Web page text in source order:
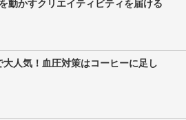
動かすクリエイティビティを届ける
大人気！血圧対策はコーヒーに足し